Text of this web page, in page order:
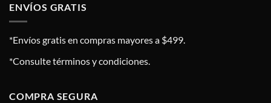
ENVÍOS GRATIS
*Envíos gratis en compras mayores a $499.
*Consulte términos y condiciones.
COMPRA SEGURA